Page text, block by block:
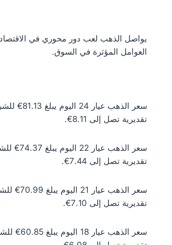
يواصل الذهب لعب دور محوري في الاقتصاد
العوامل المؤثرة في السوق.
تقديرية تصل إلى 8.11€.
تقديرية تصل إلى 7.44€.
تقديرية تصل إلى 7.10€.